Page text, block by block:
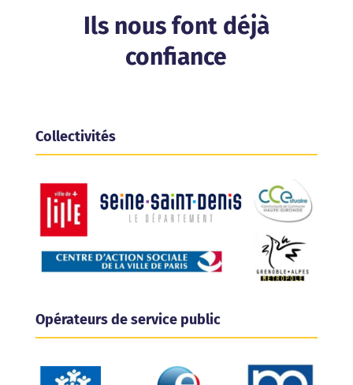
Ils nous font déjà
confiance
Collectivités
Opérateurs de service public